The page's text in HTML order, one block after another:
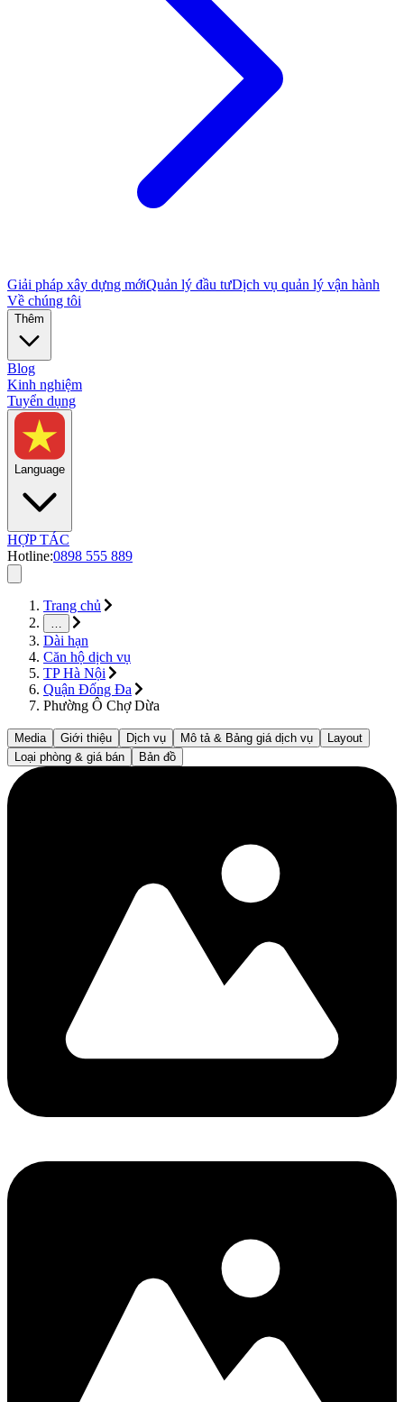
Giải pháp xây dựng mớiQuản lý đầu tưDịch vụ quản lý vận hành
Về chúng tôi
Thêm
Blog
Kinh nghiệm
Tuyển dụng
Language
HỢP TÁC
Hotline:0898 555 889
Trang chủ
…
Dài hạn
Căn hộ dịch vụ
TP Hà Nội
Quận Đống Đa
Phường Ô Chợ Dừa
Media Giới thiệu Dịch vụ Mô tả & Bảng giá dịch vụ
Layout
Loại phòng & giá bán
Bản đồ